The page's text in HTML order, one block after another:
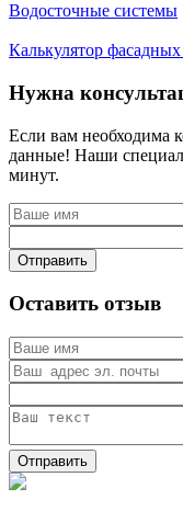
Водосточные системы
Калькулятор
Нужна
Если вам необходима
данные! Наши
минут.
Отправить
Оставить отзыв
Отправить